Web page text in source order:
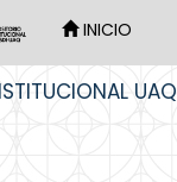
INICIO
UAQ